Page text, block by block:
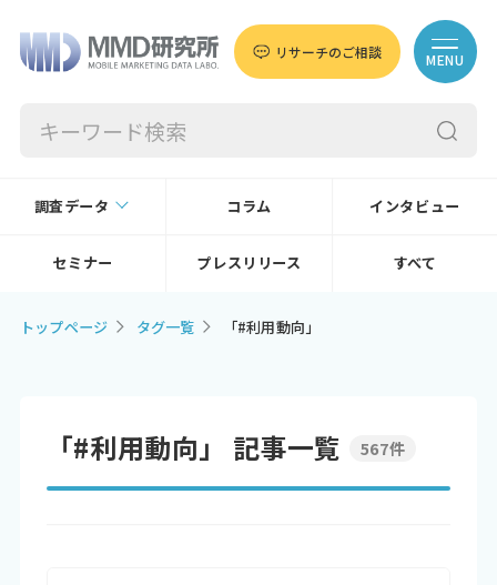
リサーチのご相談 MENU
調査データ コラム インタビュー
セミナー プレスリリース すべて
トップページ タグ一覧 「#利用動向」
「#利用動向」 記事一覧 567件